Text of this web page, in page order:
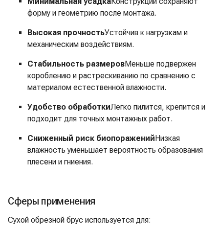
форму и геометрию после монтажа.
Высокая прочностьУстойчив к нагрузкам и
механическим воздействиям.
Стабильность размеровМеньше подвержен
короблению и растрескиванию по сравнению с
материалом естественной влажности.
Удобство обработкиЛегко пилится, крепится и
подходит для точных монтажных работ.
Сниженный риск биопоражений Низкая
влажность уменьшает вероятность образования
плесени и гниения.
Сферы применения
Сухой обрезной брус используется для: